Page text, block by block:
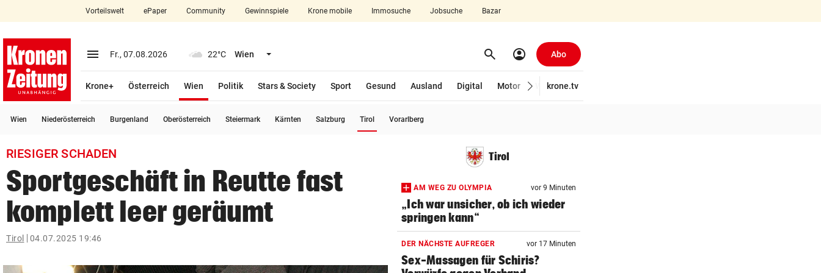
closeSchließen
account_circle Anmelden
arrow_right
search
Suchbegriff
eingeben
Vorteilswelt ePaper Community Gewinnspiele Krone mobile Immosuche Jobsuche Bazar
menu Menü aufklappen
Fr., 07.08.2026 22°C Wien Menü aufklappen search Suchen
account_circle Abo
Krone+ Österreich Wien
Politik
Stars & Society Sport Gesund Ausland Digital Motor Wirtschaft
krone.tv
Wien Niederösterreich Burgenland Oberösterreich Steiermark Kärnten Salzburg Tirol Vorarlberg
RIESIGER SCHADEN
Sportgeschäft in Reutte fast
komplett leer geräumt
Tirol 04.07.2025 19:46
Tirol
AM WEG ZU OLYMPIA vor 9 Minuten
„Ich war unsicher, ob ich wieder
springen kann“
DER NÄCHSTE AUFREGER vor 17 Minuten
Sex-Massagen für Schiris?